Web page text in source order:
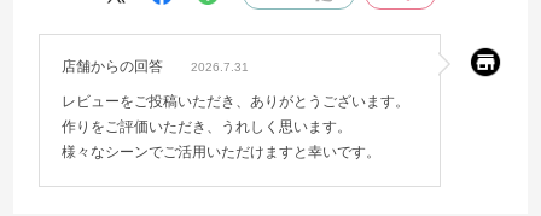
店舗からの回答 2026.7.31
レビューをご投稿いただき、ありがとうございます。
作りをご評価いただき、うれしく思います。
様々なシーンでご活用いただけますと幸いです。